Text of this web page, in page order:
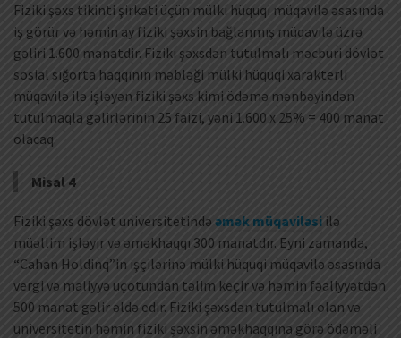
Fiziki şəxs tikinti şirkəti üçün mülki hüquqi müqavilə əsasında
iş görür və həmin ay fiziki şəxsin bağlanmış müqavilə üzrə
gəliri 1.600 manatdir. Fiziki şəxsdən tutulmalı məcburi dövlət
sosial sığorta haqqının məbləği mülki hüquqi xarakterli
müqavilə ilə işləyən fiziki şəxs kimi ödəmə mənbəyindən
tutulmaqla gəlirlərinin 25 faizi, yəni 1.600 x 25% = 400 manat
olacaq.
Misal 4
Fiziki şəxs dövlət universitetində əmək müqaviləsi ilə
müəllim işləyir və əməkhaqqı 300 manatdır. Eyni zamanda,
“Cahan Holdinq”in işçilərinə mülki hüquqi müqavilə əsasında
vergi və maliyyə uçotundan təlim keçir və həmin fəaliyyətdən
500 manat gəlir əldə edir. Fiziki şəxsdən tutulmalı olan və
universitetin həmin fiziki şəxsin əməkhaqqına görə ödəməli